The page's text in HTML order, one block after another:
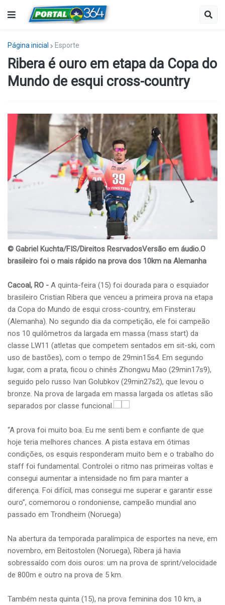
Página inicial Esporte
Ribera é ouro em etapa da Copa do
Mundo de esqui cross-country
© Gabriel Kuchta/FIS/Direitos ResrvadosVersão em áudio.O
brasileiro foi o mais rápido na prova dos 10km na Alemanha
Cacoal, RO - A quinta-feira (15) foi dourada para o esquiador
brasileiro Cristian Ribera que venceu a primeira prova na etapa
da Copa do Mundo de esqui cross-country, em Finsterau
(Alemanha). No segundo dia da competição, ele foi campeão
nos 10 quilômetros da largada em massa (mass start) da
classe LW11 (atletas que competem sentados em sit-ski, com
uso de bastões), com o tempo de 29min15s4. Em segundo
lugar, com a prata, ficou o chinês Zhongwu Mao (29min17s9),
seguido pelo russo Ivan Golubkov (29min27s2), que levou o
bronze. Na prova de largada em massa largada os atletas são
separados por classe funcional.
“A prova foi muito boa. Eu me senti bem e confiante de que
hoje teria melhores chances. A pista estava em ótimas
condições, os esquis responderam muito bem e o trabalho do
staff foi fundamental. Controlei o ritmo nas primeiras voltas e
consegui aumentar a intensidade no fim para manter a
diferença. Foi difícil, mas consegui me superar e garantir esse
ouro”, comemorou o rondoniense, campeão mundial ano
passado em Trondheim (Noruega)
Na abertura da temporada paralímpica de esportes na neve, em
novembro, em Beitostolen (Noruega), Ribera já havia
sobressaído com dois ouros: um na prova de sprint/velocidade
de 800m e outro na prova de 5 km.
Também nesta quinta (15), na prova feminina dos 10 km, a